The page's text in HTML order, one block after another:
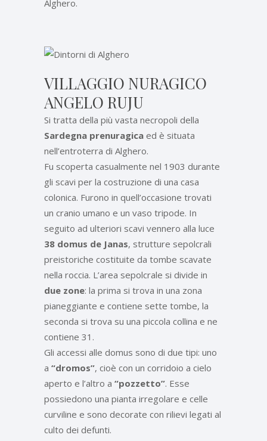
Alghero.
VILLAGGIO NURAGICO
ANGELO RUJU
Si tratta della più vasta necropoli della
Sardegna prenuragica ed è situata
nell’entroterra di Alghero.
Fu scoperta casualmente nel 1903 durante
gli scavi per la costruzione di una casa
colonica. Furono in quell’occasione trovati
un cranio umano e un vaso tripode. In
seguito ad ulteriori scavi vennero alla luce
38 domus de Janas, strutture sepolcrali
preistoriche costituite da tombe scavate
nella roccia. L’area sepolcrale si divide in
due zone: la prima si trova in una zona
pianeggiante e contiene sette tombe, la
seconda si trova su una piccola collina e ne
contiene 31.
Gli accessi alle domus sono di due tipi: uno
a “dromos”, cioè con un corridoio a cielo
aperto e l’altro a “pozzetto”. Esse
possiedono una pianta irregolare e celle
curviline e sono decorate con rilievi legati al
culto dei defunti.